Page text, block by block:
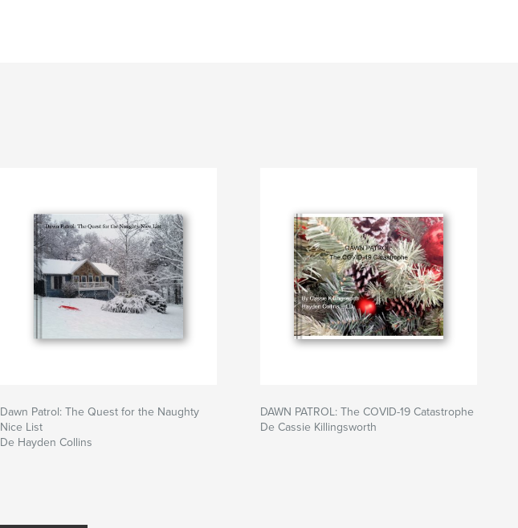
Dawn Patrol: The Quest for the Naughty
Nice List
De Hayden Collins
DAWN PATROL: The COVID-19 Catastrophe
De Cassie Killingsworth